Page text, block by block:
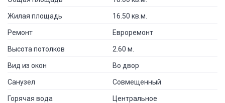
Жилая площадь 16.50 кв.м.
Ремонт Евроремонт
Высота потолков 2.60 м.
Вид из окон Во двор
Санузел Совмещенный
Горячая вода Центральное